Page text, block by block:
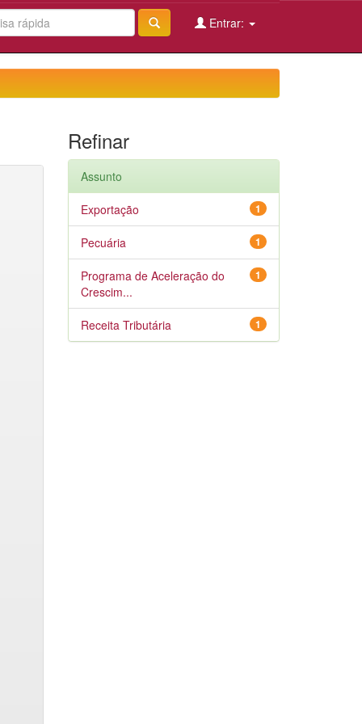
Entrar:
Refinar
Assunto
1
Exportação
1
Pecuária
1
Programa de Aceleração do
Crescim...
1
Receita Tributária